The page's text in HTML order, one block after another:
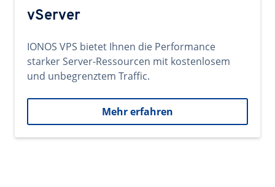
vServer
IONOS VPS bietet Ihnen die Performance
starker Server-Ressourcen mit kostenlosem
und unbegrenztem Traffic.
Mehr erfahren